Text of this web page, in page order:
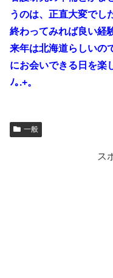
うのは、正直大変でし
終わってみれば良い経
来年は北海道らしいの
にお会いできる日を楽
ﾉ｡.+。
一般
ス